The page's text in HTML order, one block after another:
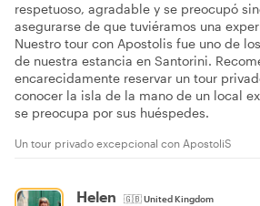
respetuoso, agradable y se preocupó
asegurarse de que tuviéramos una
Nuestro tour con Apostolis fue uno de
de nuestra estancia en Santorini.
encarecidamente reservar un tour
conocer la isla de la mano de un local
se preocupa por sus huéspedes.
Un tour privado excepcional con ApostoliS
Helen 🇬🇧United Kingdom